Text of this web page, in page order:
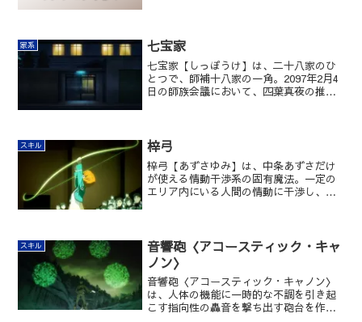
家系 七宝家
七宝家【しっぽうけ】は、二十八家のひ
とつで、師補十八家の一角。2097年2月4
日の師族会議において、四葉真夜の推薦
都・奈良・滋賀・紀伊方面を監視・守護
している。
スキル 梓弓
梓弓【あずさゆみ】は、中条あずさだけ
が使える情動干渉系の固有魔法。一定の
エリア内にいる人間の情動に干渉し、あ
スキル
音響砲〈アコースティック・キャ
ノン〉
音響砲〈アコースティック・キャノン〉
は、人体の機能に一時的な不調を引き起
こす指向性の轟音を撃ち出す砲台を作り